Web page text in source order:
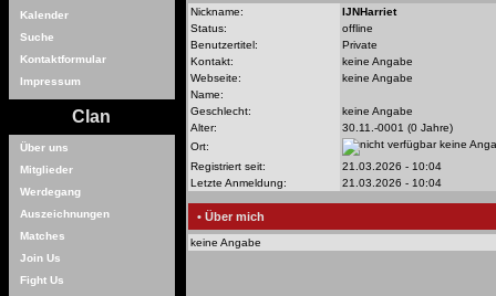
Kalender
Suche
Kontaktformular
Impressum
Clan
Über uns
Mitglieder
Werdegang
Auszeichnungen
Matches
Join Us
Fight Us
Nickname:
IJNHarriet
Status:
offline
Benutzertitel:
Private
Kontakt:
keine Angabe
Webseite:
keine Angabe
Name:
Geschlecht:
keine Angabe
Alter:
30.11.-0001 (0 Jahre)
Ort:
keine
Registriert seit:
21.03.2026 - 10:04
Letzte Anmeldung:
21.03.2026 - 10:04
• Über mich
keine Angabe